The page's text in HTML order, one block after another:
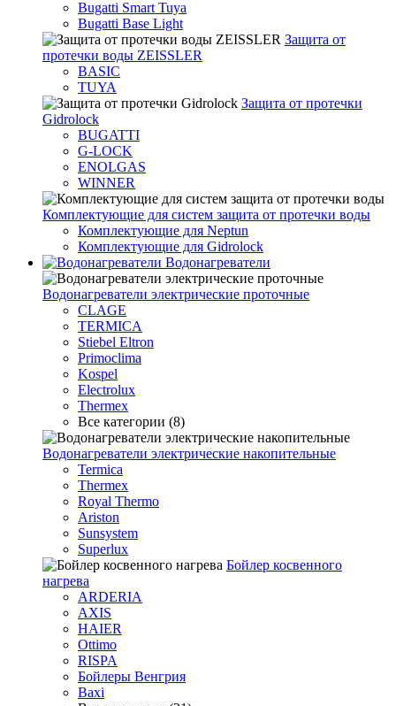
Bugatti Smart Tuya
Bugatti Base Light
Защита от
протечки воды ZEISSLER
BASIC
TUYA
Защита от протечки
Gidrolock
BUGATTI
G-LOCK
ENOLGAS
WINNER
Комплектующие для систем защита от протечки воды
Комплектующие для Neptun
Комплектующие для Gidrolock
Водонагреватели
Водонагреватeли электрические проточные
CLAGE
TERMICA
Stiebel Eltron
Primoclima
Kospel
Electrolux
Thermex
Все категории (8)
Водонагреватели электрические накопительные
Termica
Thermex
Royal Thermo
Ariston
Sunsystem
Superlux
Бойлер косвенного
нагрева
ARDERIA
AXIS
HAIER
Ottimo
RISPA
Бойлеры Венгрия
Baxi